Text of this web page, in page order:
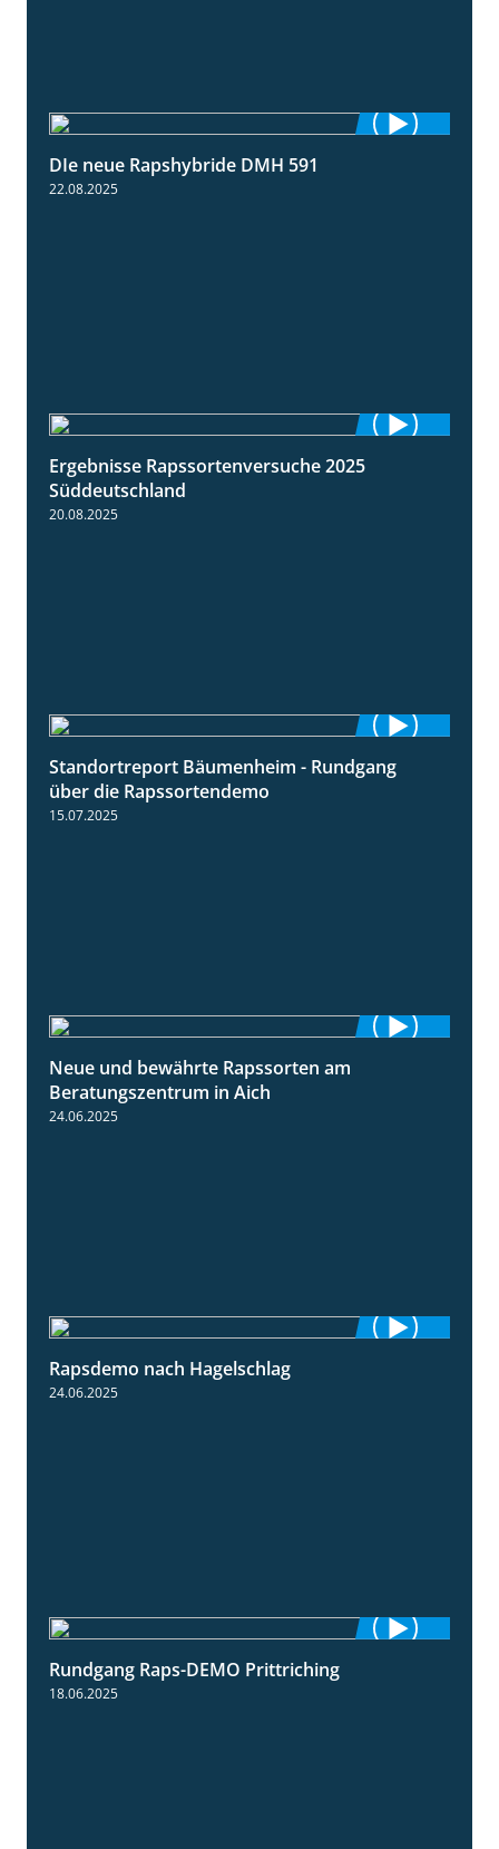
DIe neue Rapshybride DMH 591
22.08.2025
Ergebnisse Rapssortenversuche 2025
Süddeutschland
20.08.2025
6:03
Standortreport Bäumenheim - Rundgang
über die Rapssortendemo
15.07.2025
Neue und bewährte Rapssorten am
Beratungszentrum in Aich
24.06.2025
Rapsdemo nach Hagelschlag
24.06.2025
Rundgang Raps-DEMO Prittriching
18.06.2025